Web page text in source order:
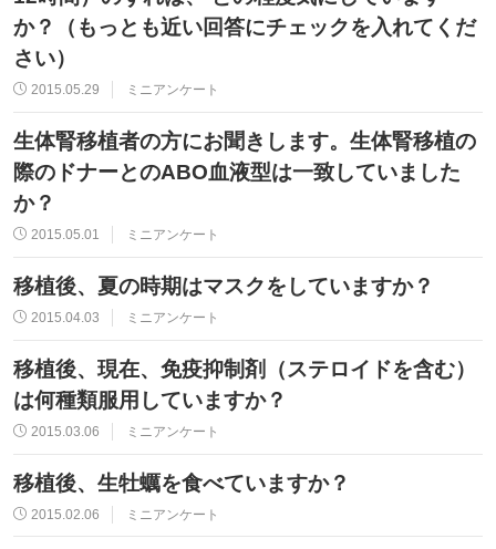
か？（もっとも近い回答にチェックを入れてくだ
さい）
2015.05.29 ミニアンケート
生体腎移植者の方にお聞きします。生体腎移植の
際のドナーとのABO血液型は一致していました
か？
2015.05.01 ミニアンケート
移植後、夏の時期はマスクをしていますか？
2015.04.03 ミニアンケート
移植後、現在、免疫抑制剤（ステロイドを含む）
は何種類服用していますか？
2015.03.06 ミニアンケート
移植後、生牡蠣を食べていますか？
2015.02.06 ミニアンケート